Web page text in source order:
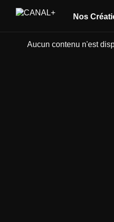
Nos
Aucun contenu n'est